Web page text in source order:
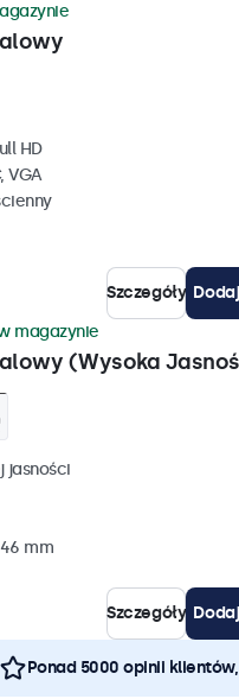
HD
VGA
Szczegóły
(Wysoka
magazynie
jasności
mm
Szczegóły
Ponad 5000 opinii